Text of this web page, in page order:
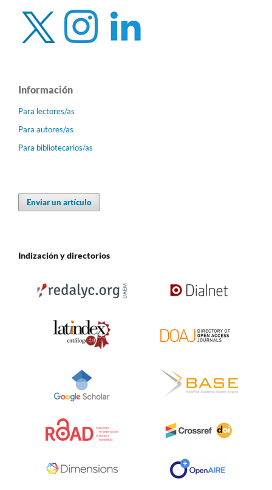
Información
Para lectores/as
Para autores/as
Para bibliotecarios/as
Enviar un artículo
Indización y directorios